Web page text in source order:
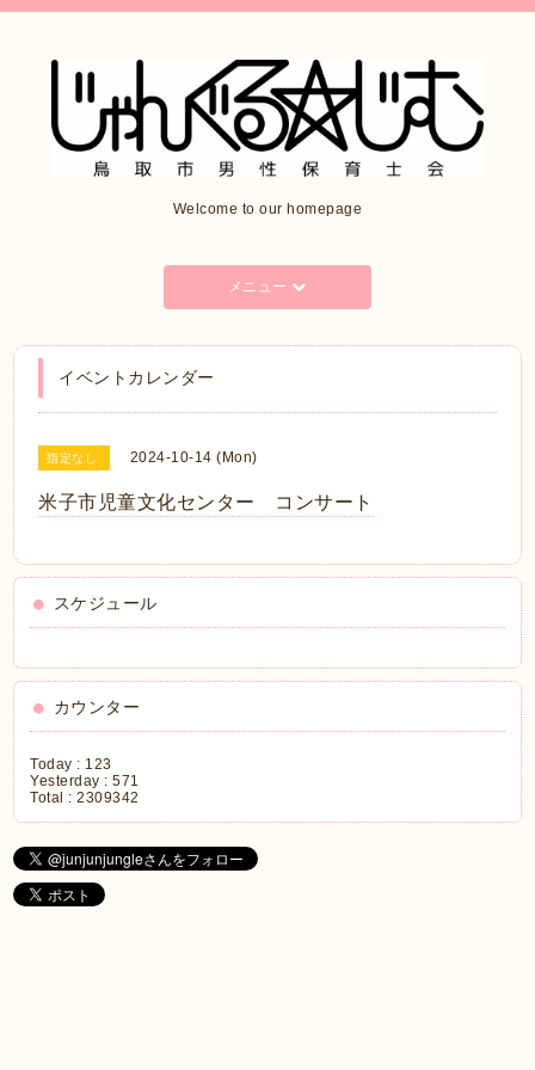
Welcome to our homepage
メニュー
イベントカレンダー
指定なし 2024-10-14 (Mon)
米子市児童文化センター コンサート
スケジュール
カウンター
Today : 123
Yesterday :571
Total :2309342